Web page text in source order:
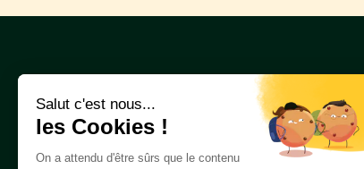
Salut c'est nous...
les Cookies !
On a attendu d'être sûrs que le contenu
La Cave du Château
31, avenue Franklin D.
Roosevelt, 75008 PARIS